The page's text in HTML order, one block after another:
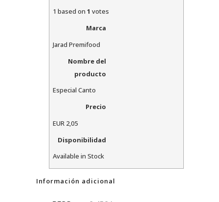
1 based on 1 votes
Marca
Jarad Premifood
Nombre del
producto
Especial Canto
Precio
EUR2,05
Disponibilidad
Available in Stock
Información adicional